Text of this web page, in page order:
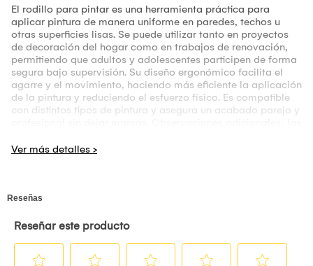
El rodillo para pintar es una herramienta práctica para
aplicar pintura de manera uniforme en paredes, techos u
otras superficies lisas. Se puede utilizar tanto en proyectos
de decoración del hogar como en trabajos de renovación,
permitiendo que adultos y adolescentes participen de forma
segura bajo supervisión. Su diseño ergonómico facilita el
agarre y el movimiento, haciendo más eficiente la aplicación
de la pintura y reduciendo el esfuerzo físico. Es compatible
con distintos tipos de pintura y asegura un acabado parejo y
Producto sujeto a stock de colores. Garantía: 7 días por
familia • Diseño ergonómico y cómodo • Fácil de limpiar •
• Modelo: HO30813 • Codigo: HO30813